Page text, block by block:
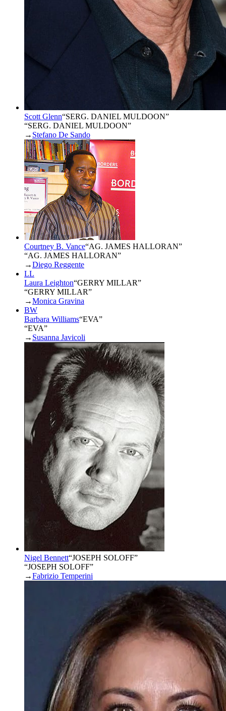
Scott Glenn“SERG. DANIEL MULDOON”
“SERG. DANIEL MULDOON”
→ Stefano De Sando
Courtney B. Vance“AG. JAMES HALLORAN”
“AG. JAMES HALLORAN”
→Diego Reggente
LL
Laura Leighton“GERRY MILLAR”
“GERRY MILLAR”
→Monica Gravina
BW
Barbara Williams“EVA”
“EVA”
→ Susanna Javicoli
Nigel Bennett“JOSEPH SOLOFF”
“JOSEPH SOLOFF”
→Fabrizio Temperini